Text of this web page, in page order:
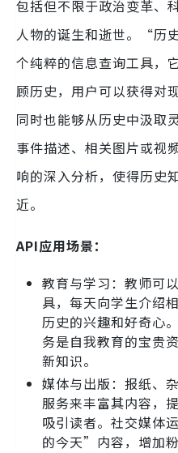
包括但不限于政治变革、
人物的诞生和逝世。“历
个纯粹的信息查询工具，
顾历史，用户可以获得对
同时也能够从历史中汲取
事件描述、相关图片或视
响的深入分析，使得历史
近。
API应用场景：
教育与学习：教师可
具，每天向学生介绍
历史的兴趣和好奇心
务是自我教育的宝贵
新知识。
媒体与出版：报纸、
服务来丰富其内容，
吸引读者。社交媒体
的今天”内容，增加